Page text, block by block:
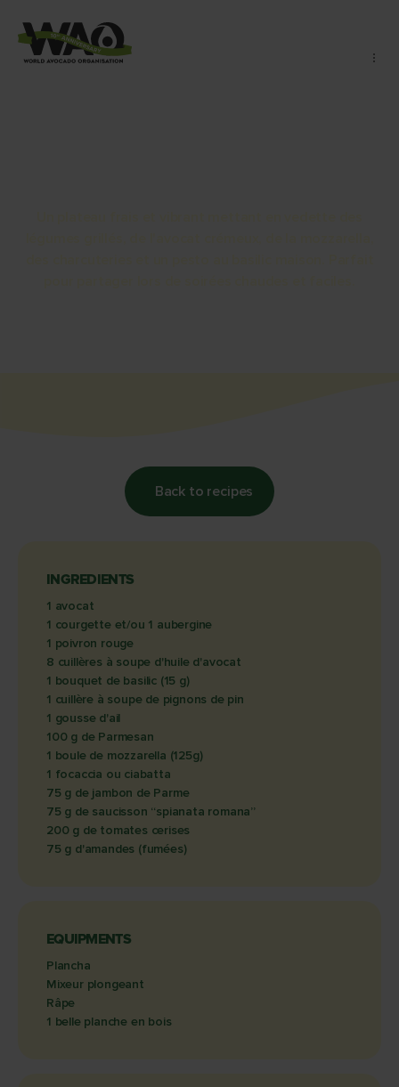
Back to recipes
INGREDIENTS
1 avocat
1 courgette et/ou 1 aubergine
1 poivron rouge
8 cuillères à soupe d'huile d'avocat
1 bouquet de basilic (15 g)
1 cuillère à soupe de pignons de pin
1 gousse d'ail
100 g de Parmesan
1 boule de mozzarella (125g)
1 focaccia ou ciabatta
75 g de jambon de Parme
75 g de saucisson “spianata romana”
200 g de tomates cerises
75 g d'amandes (fumées)
EQUIPMENTS
Plancha
Mixeur plongeant
Râpe
1 belle planche en bois